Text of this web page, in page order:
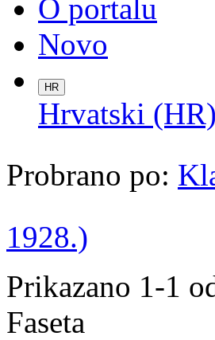
O portalu
Novo
HR
Hrvatski (HR)
Probrano po:
1928.)
Prikazano 1-1
Faseta